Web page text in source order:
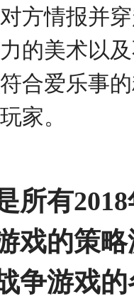
方情报并
的美术以
合爱乐事
家。
所有
戏的策
争游戏